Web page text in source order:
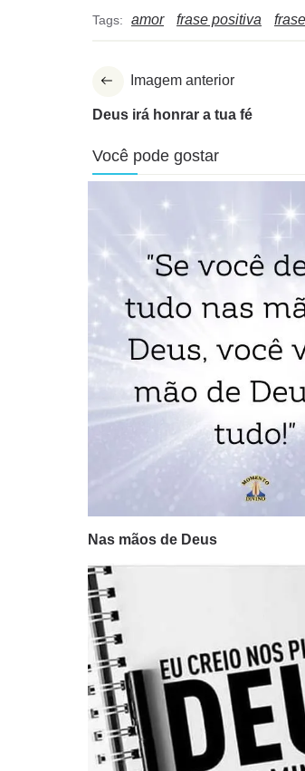
Tags: amor frase positiva
Imagem anterior
Deus irá honrar a tua fé
Você pode gostar
Nas mãos de Deus